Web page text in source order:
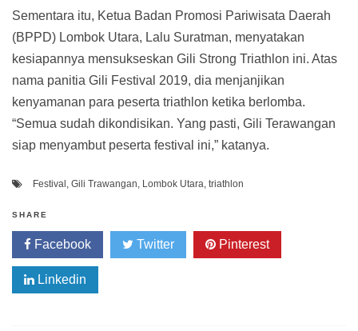
Sementara itu, Ketua Badan Promosi Pariwisata Daerah
(BPPD) Lombok Utara, Lalu Suratman, menyatakan
kesiapannya mensukseskan Gili Strong Triathlon ini. Atas
nama panitia Gili Festival 2019, dia menjanjikan
kenyamanan para peserta triathlon ketika berlomba.
“Semua sudah dikondisikan. Yang pasti, Gili Terawangan
siap menyambut peserta festival ini,” katanya.
Festival Gili Trawangan Lombok Utara triathlon
SHARE
Facebook Twitter Pinterest
Linkedin